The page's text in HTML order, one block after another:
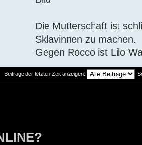
Die Mutterschaft ist
Sklavinnen zu machen.
Gegen Rocco ist Lilo
Beiträge der letzten Zeit anzeigen: